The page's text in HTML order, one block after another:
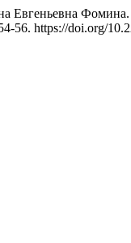
Евгеньевна
56. https://doi.org/